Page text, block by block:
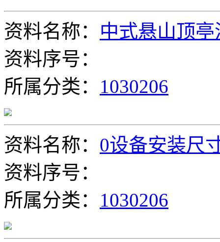
资料名称： 中式悬山顶
资料序号：
所属分类： 1030206
资料名称： 0设备安装尺
资料序号：
所属分类： 1030206